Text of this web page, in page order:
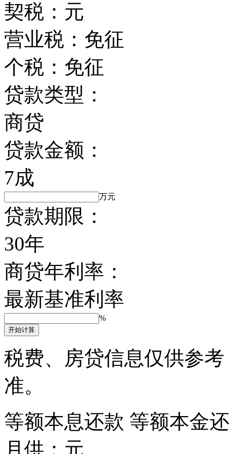
契税： 元
营业税： 免征
个税： 免征
贷款类型：
商贷
贷款金额：
7成
万元
贷款期限：
30年
商贷年利率：
最新基准利率
%
开始计算
税费、房贷信息仅供参
准。
等额本息还款 等额本金
月供： 元